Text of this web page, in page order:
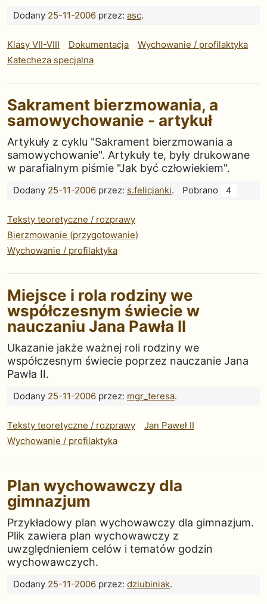
Dodany 25-11-2006 przez: asc.
Klasy VII-VIII Dokumentacja
Wychowanie / profilaktyka
Katecheza specjalna
Sakrament bierzmowania, a
samowychowanie - artykuł
Artykuły z cyklu "Sakrament bierzmowania a
samowychowanie". Artykuły te, były drukowane
w parafialnym piśmie "Jak być człowiekiem".
Dodany 25-11-2006 przez: s.felicjanki. Pobrano 4
Teksty teoretyczne / rozprawy
Bierzmowanie (przygotowanie)
Wychowanie / profilaktyka
Miejsce i rola rodziny we
współczesnym świecie w
nauczaniu Jana Pawła II
Ukazanie jakże ważnej roli rodziny we
współczesnym świecie poprzez nauczanie Jana
Pawła II.
Dodany 25-11-2006 przez: mgr_teresa.
Teksty teoretyczne / rozprawy
Jan Paweł II
Wychowanie / profilaktyka
Plan wychowawczy dla
gimnazjum
Przykładowy plan wychowawczy dla gimnazjum.
Plik zawiera plan wychowawczy z
uwzględnieniem celów i tematów godzin
wychowawczych.
Dodany 25-11-2006 przez: dziubiniak.